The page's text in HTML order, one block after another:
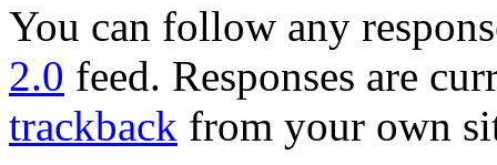
You can follow any
2.0 feed. Responses are
trackback from your own